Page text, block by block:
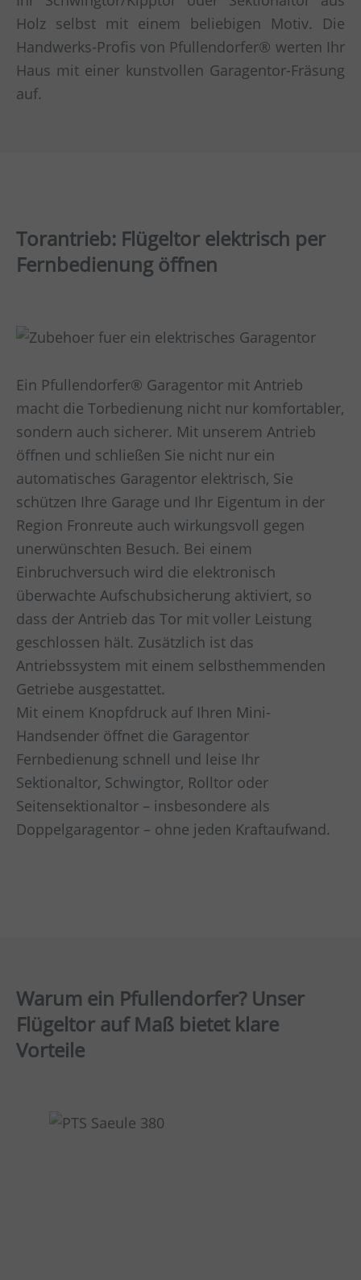
Holz selbst mit einem beliebigen Motiv. Die
Handwerks-Profis von Pfullendorfer® werten Ihr
Haus mit einer kunstvollen Garagentor-Fräsung
auf.
Torantrieb: Flügeltor elektrisch per
Fernbedienung öffnen
Ein Pfullendorfer® Garagentor mit Antrieb
macht die Torbedienung nicht nur komfortabler,
sondern auch sicherer. Mit unserem Antrieb
öffnen und schließen Sie nicht nur ein
automatisches Garagentor elektrisch, Sie
schützen Ihre Garage und Ihr Eigentum in der
Region Fronreute auch wirkungsvoll gegen
unerwünschten Besuch. Bei einem
Einbruchversuch wird die elektronisch
überwachte Aufschubsicherung aktiviert, so
dass der Antrieb das Tor mit voller Leistung
geschlossen hält. Zusätzlich ist das
Antriebssystem mit einem selbsthemmenden
Getriebe ausgestattet.
Mit einem Knopfdruck auf Ihren Mini-
Handsender öffnet die Garagentor
Fernbedienung schnell und leise Ihr
Sektionaltor, Schwingtor, Rolltor oder
Seitensektionaltor – insbesondere als
Doppelgaragentor – ohne jeden Kraftaufwand.
Warum ein Pfullendorfer? Unser
Flügeltor auf Maß bietet klare
Vorteile